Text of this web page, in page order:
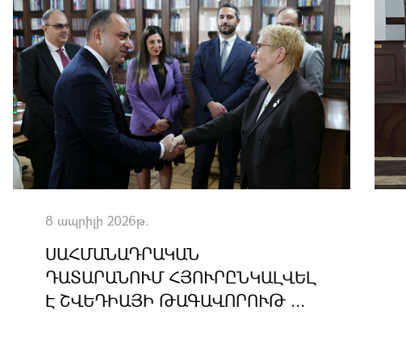
8 ապրիլի 2026թ.
ՍԱՀՄԱՆԱԴՐԱԿԱՆ
ԴԱՏԱՐԱՆՈՒՄ ՀՅՈՒՐԸՆԿԱԼՎԵԼ
Է ՇՎԵԴԻԱՅԻ ԹԱԳԱՎՈՐՈՒԹ ...